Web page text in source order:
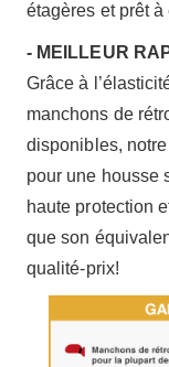
étagères et prêt à
- MEILLEUR
Grâce à
manchons de
disponibles,
pour une housse
haute protection
que son
qualité-prix!